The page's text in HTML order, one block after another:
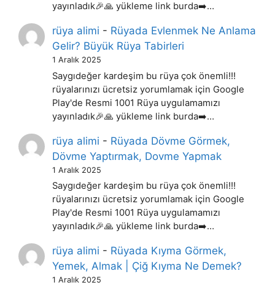
yayınladık🎉🙏 yükleme link burda➡️…
rüya alimi - Rüyada Evlenmek Ne Anlama
Gelir? Büyük Rüya Tabirleri
1 Aralık 2025
Saygıdeğer kardeşim bu rüya çok önemli!!!
rüyalarınızı ücretsiz yorumlamak için Google
Play'de Resmi 1001 Rüya uygulamamızı
yayınladık🎉🙏 yükleme link burda➡️…
rüya alimi - Rüyada Dövme Görmek,
Dövme Yaptırmak, Dovme Yapmak
1 Aralık 2025
Saygıdeğer kardeşim bu rüya çok önemli!!!
rüyalarınızı ücretsiz yorumlamak için Google
Play'de Resmi 1001 Rüya uygulamamızı
yayınladık🎉🙏 yükleme link burda➡️…
rüya alimi - Rüyada Kıyma Görmek,
Yemek, Almak | Çiğ Kıyma Ne Demek?
1 Aralık 2025